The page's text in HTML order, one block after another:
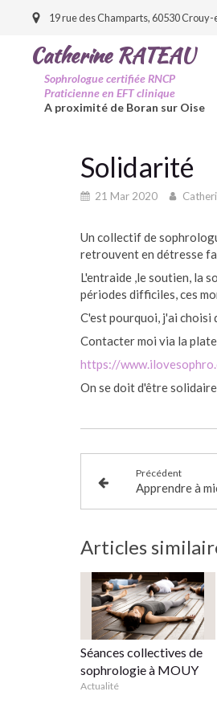
19 rue des Champarts, 60530
Catherine RATEAU
Sophrologue certifiée RNCP
Praticienne en EFT clinique
A proximité de Boran sur Oise
Solidarité
21 Mar 2020
Un collectif de
retrouvent en détresse
L'entraide ,le soutien, la
périodes difficiles, ces
C'est pourquoi, j'ai
Contacter moi via la
https://
On se doit d'être
Précédent
Articles
Séances collectives de
sophrologie à MOUY
Actualité